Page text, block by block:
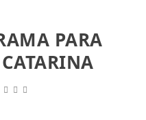
PARA